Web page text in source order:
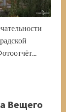
Вещего